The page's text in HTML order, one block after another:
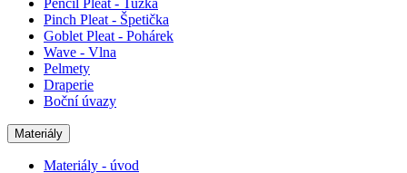
Pencil Pleat - Tužka
Pinch Pleat - Špetička
Goblet Pleat - Pohárek
Wave - Vlna
Pelmety
Draperie
Boční úvazy
Materiály
Materiály - úvod